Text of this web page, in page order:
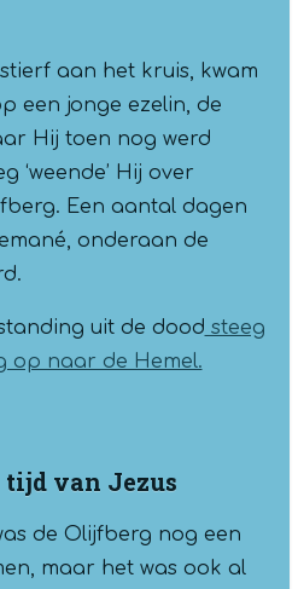
aan het kruis, kwam
een jonge ezelin, de
Hij toen nog werd
‘weende’ Hij over
Een aantal dagen
onderaan de
uit de dood steeg
op naar de Hemel.
tijd van Jezus
de Olijfberg nog een
maar het was ook al